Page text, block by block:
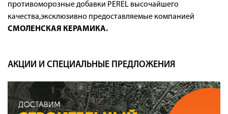
противоморозные добавки PEREL высочайшего
качества,эксклюзивно предоставляемые компанией
СМОЛЕНСКАЯ КЕРАМИКА.
АКЦИИ И СПЕЦИАЛЬНЫЕ ПРЕДЛОЖЕНИЯ